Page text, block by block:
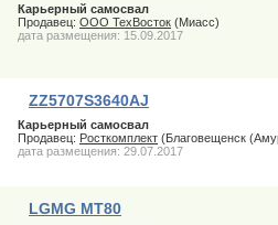
Карьерный самосвал
Продавец: ООО ТехВосток (Миасс)
дата размещения: 15.09.2017
ZZ5707S3640AJ
Карьерный самосвал
Продавец: Росткомплект (Благовещенск
дата размещения: 29.07.2017
LGMG MT80